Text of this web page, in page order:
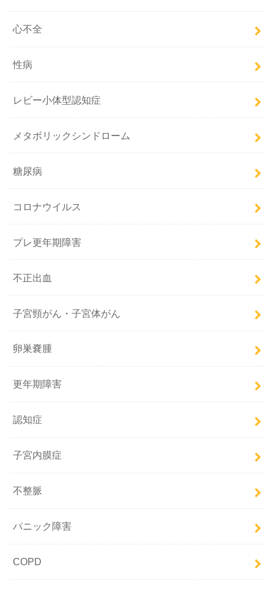
心不全
性病
レビー小体型認知症
メタボリックシンドローム
糖尿病
コロナウイルス
プレ更年期障害
不正出血
子宮頸がん・子宮体がん
卵巣嚢腫
更年期障害
認知症
子宮内膜症
不整脈
パニック障害
COPD